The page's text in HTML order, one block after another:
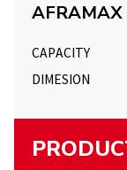
AFRAMAX
CAPACITY
DIMESION